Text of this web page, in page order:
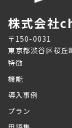
株式会社
〒150-0031
東京都渋谷区桜丘
特徴
機能
導入事例
プラン